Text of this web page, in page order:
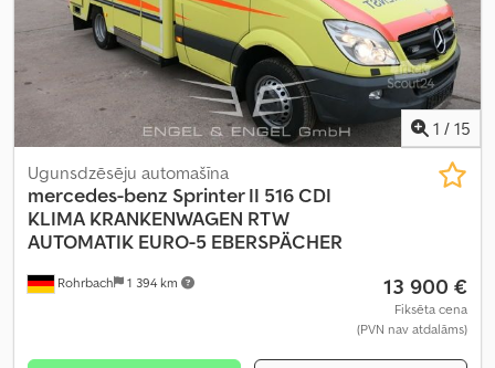
1 / 15
Rohrbach 1 394 km
Ugunsdzēsēju automašīna
mercedes-benz Sprinter II 516 CDI
KLIMA KRANKENWAGEN RTW
AUTOMATIK EURO-5 EBERSPÄCHER
13 900 €
Fiksēta cena
(PVN nav atdalāms)